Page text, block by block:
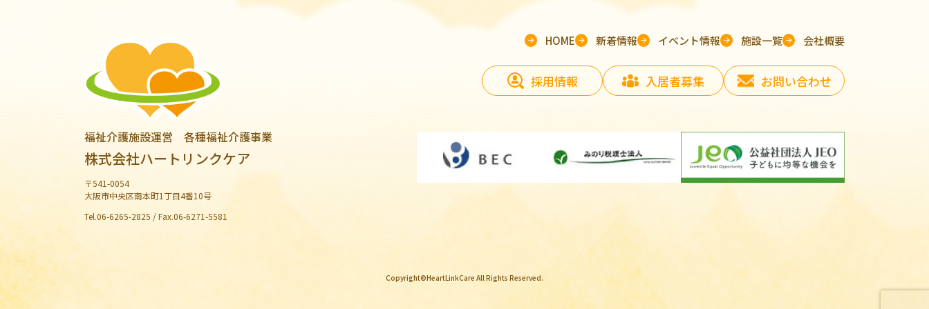
福祉介護施設運営 各種福祉介護事業
株式会社ハートリンクケア
〒541-0054
大阪市中央区南本町1丁目4番10号
Tel.06-6265-2825 / Fax.06-6271-5581
HOME 新着情報 イベント情報 施設一覧 会社概要
採用情報 入居者募集 お問い合わせ
Copyright©HeartLinkCare All Rights Reserved.